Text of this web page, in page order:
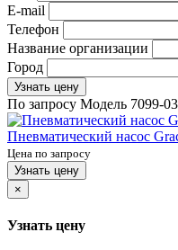
E-mail
Телефон
Название организации
Город
Узнать цену
По запросу Модель 7099-03
Пневматический насос
Цена по запросу
Узнать цену
×
Узнать цену